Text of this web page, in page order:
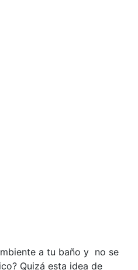
a tu baño y no se
Quizá esta idea de